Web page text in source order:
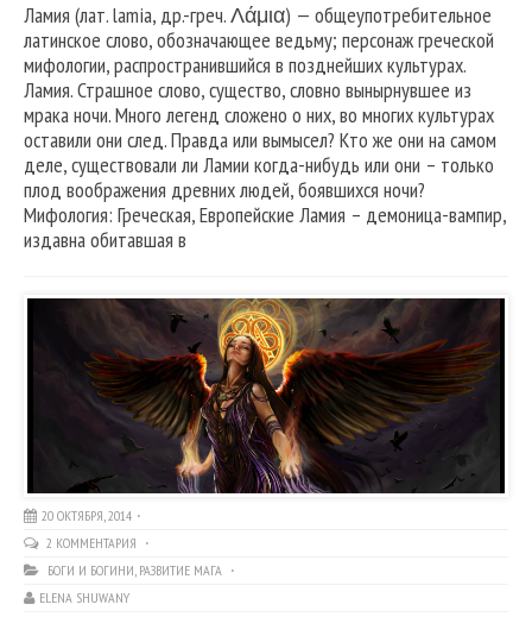
Ламия (лат. lamia, др.-греч. Λάμια) — общеупотребительное
латинское слово, обозначающее ведьму; персонаж греческой
мифологии, распространившийся в позднейших культурах.
Ламия. Страшное слово, существо, словно вынырнувшее из
мрака ночи. Много легенд сложено о них, во многих культурах
оставили они след. Правда или вымысел? Кто же они на самом
деле, существовали ли Ламии когда-нибудь или они – только
плод воображения древних людей, боявшихся ночи?
Мифология: Греческая, Европейские Ламия – демоница-вампир,
издавна обитавшая в
20 ОКТЯБРЯ, 2014
2 КОММЕНТАРИЯ
БОГИ И БОГИНИ, РАЗВИТИЕ МАГА
ELENA SHUWANY